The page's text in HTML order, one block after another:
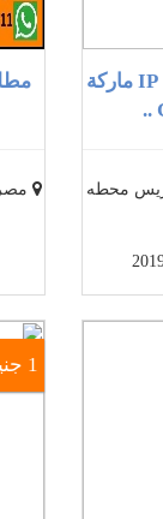
كاميرات مراقبة خارجية IP ماركة
محطه
1 جنيه